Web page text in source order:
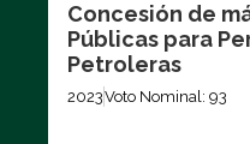
Concesión de
Públicas para
Petroleras
2023Voto Nominal: 93